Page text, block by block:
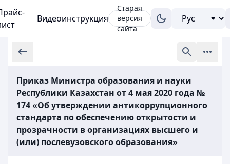
Видеоинструкция
Старая
версия
сайта
Приказ Министра образования и науки
Республики Казахстан от 4 мая 2020 года №
174 «Об утверждении антикоррупционного
стандарта по обеспечению открытости и
прозрачности в организациях высшего и
(или) послевузовского образования»